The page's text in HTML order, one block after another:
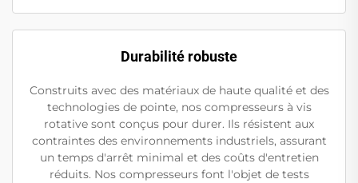
Durabilité robuste
Construits avec des matériaux de haute qualité et des
technologies de pointe, nos compresseurs à vis
rotative sont conçus pour durer. Ils résistent aux
contraintes des environnements industriels, assurant
un temps d'arrêt minimal et des coûts d'entretien
réduits. Nos compresseurs font l'objet de tests